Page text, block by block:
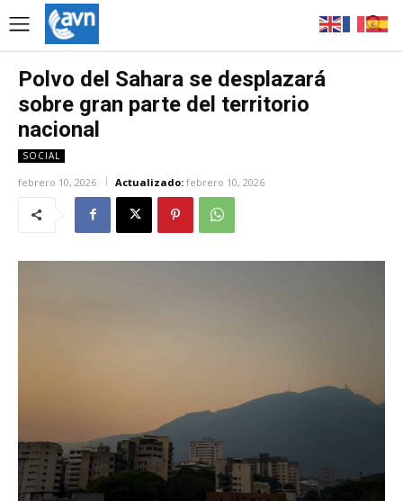
Polvo del Sahara se desplazará
sobre gran parte del territorio
nacional
SOCIAL
febrero 10, 2026 Actualizado: febrero 10, 2026